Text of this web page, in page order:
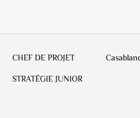
CHEF DE PROJET
STRATÉGIE JUNIOR